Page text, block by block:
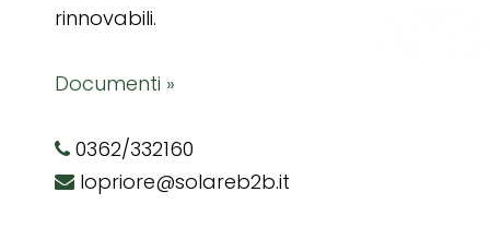
rinnovabili.
Documenti »
0362/332160
lopriore@solareb2b.it